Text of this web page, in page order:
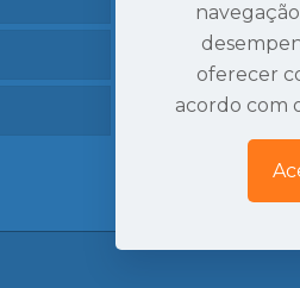
Rod. dos
Mato Preto,
Ver Localização
oferecer
acordo com